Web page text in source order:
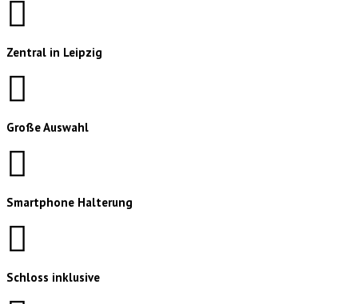
Zentral in Leipzig
Große Auswahl
Smartphone Halterung
Schloss inklusive